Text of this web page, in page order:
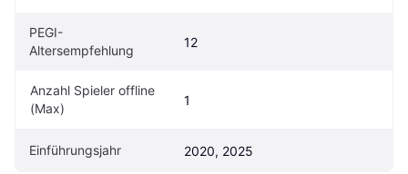
PEGI-
Altersempfehlung
12
Anzahl Spieler offline
(Max)
1
Einführungsjahr 2020, 2025